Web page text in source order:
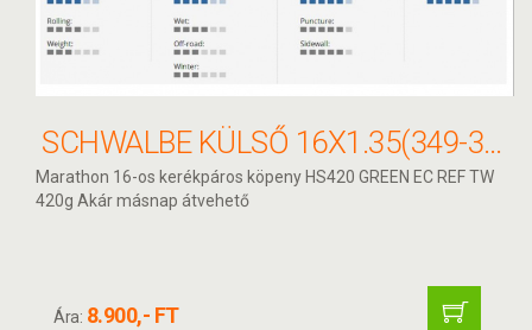
SCHWALBE KÜLSŐ 16X1.35(349-35) MARATHON PERF 11100147
Marathon 16-os kerékpáros köpeny HS420 GREEN EC REF TW
420g Akár másnap átvehető
Ára: 8.900,- FT